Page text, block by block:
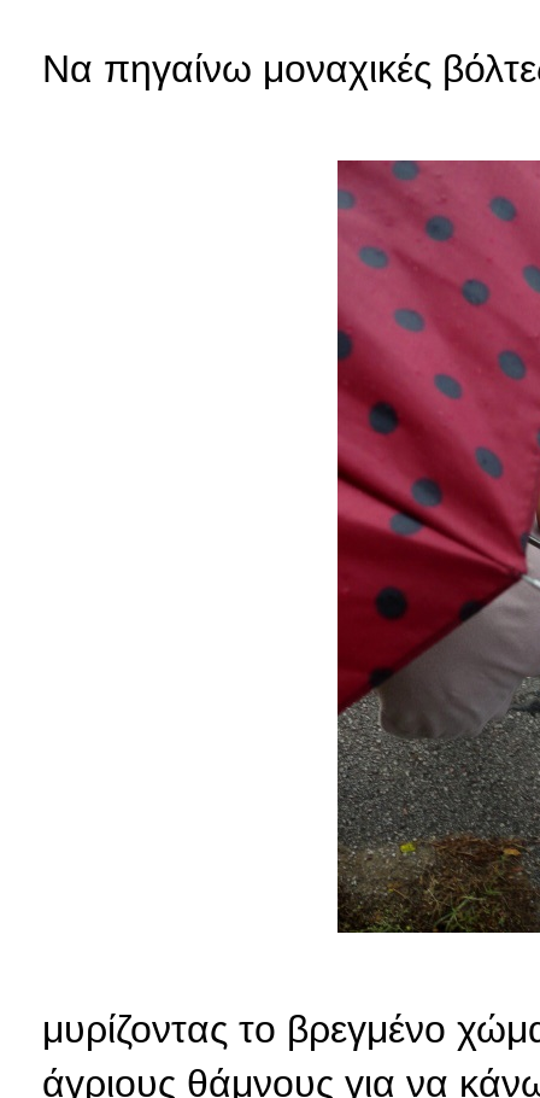
Να πηγαίνω μοναχικές
μυρίζοντας το βρεγμένο
άγριους θάμνους για να